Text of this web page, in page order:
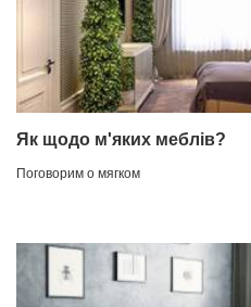
Як щодо м'яких меблів?
Поговорим о мягком